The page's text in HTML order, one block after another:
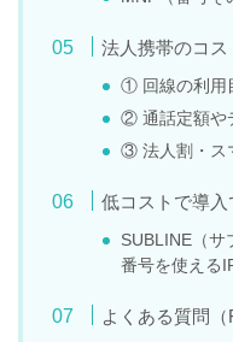
法人携帯のコ
① 回線の利用
② 通話定額や
③ 法人割・ス
低コストで導
SUBLINE（サ
番号を使える
よくある質問（